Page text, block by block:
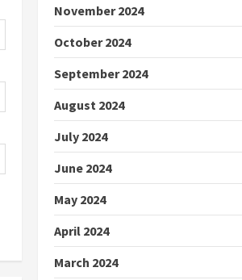
November 2024
October 2024
September 2024
August 2024
July 2024
June 2024
May 2024
April 2024
March 2024